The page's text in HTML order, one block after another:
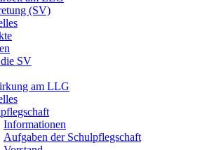
(SV)
SV
am LLG
Informationen
Aufgaben der Schulpflegschaft